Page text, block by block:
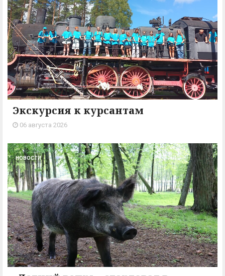
Экскурсия к курсантам
06 августа 2026
НОВОСТИ